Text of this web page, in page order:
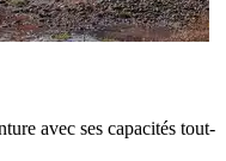
avec ses capacités tout-